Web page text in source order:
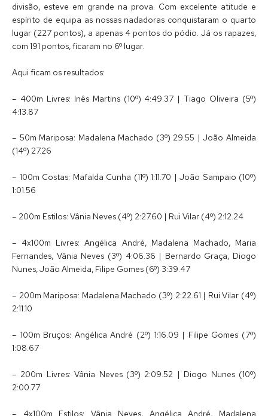
divisão, esteve em grande na prova. Com excelente atitude e
espírito de equipa as nossas nadadoras conquistaram o quarto
lugar (227 pontos), a apenas 4 pontos do pódio. Já os rapazes,
com 191 pontos, ficaram no 6º lugar.
Aqui ficam os resultados:
– 400m Livres: Inês Martins (10º) 4:49.37 | Tiago Oliveira (5º)
4:13.87
– 50m Mariposa: Madalena Machado (3º) 29.55 | João Almeida
(14º) 27.26
– 100m Costas: Mafalda Cunha (11º) 1:11.70 | João Sampaio (10º)
1:01.56
– 200m Estilos: Vânia Neves (4º) 2:27.60 | Rui Vilar (4º) 2:12.24
– 4x100m Livres: Angélica André, Madalena Machado, Maria
Fernandes, Vânia Neves (3º) 4:06.36 | Bernardo Graça, Diogo
Nunes, João Almeida, Filipe Gomes (6º) 3:39.47
– 200m Mariposa: Madalena Machado (3º) 2:22.61 | Rui Vilar (4º)
2:11.10
– 100m Bruços: Angélica André (2º) 1:16.09 | Filipe Gomes (7º)
1:08.67
– 200m Livres: Vânia Neves (3º) 2:09.52 | Diogo Nunes (10º)
2:00.77
– 4x100m Estilos: Vânia Neves, Angélica André, Madalena